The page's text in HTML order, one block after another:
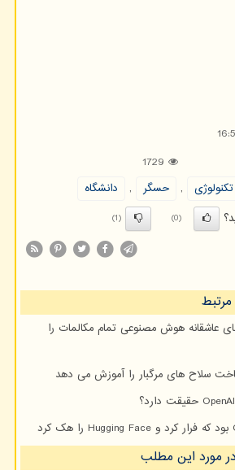
1729
تكنولوژی , حسگر ,
دانشگاه
(0)
(1)
عاشقانه هوش مصنوعی تمام مکالمات را
سلاح های مرگبار را آموزش می دهد
مورد این مطلب